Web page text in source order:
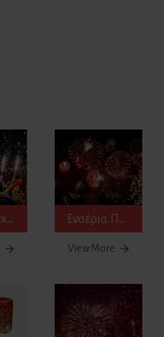
Είδη για εκδηλώσεις Εναέρια Πυροτεχνήματα
View More